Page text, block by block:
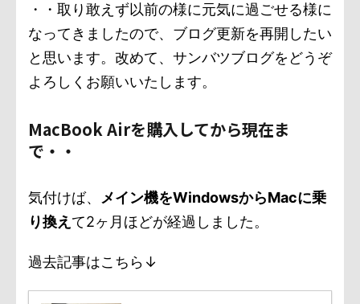
・・取り敢えず以前の様に元気に過ごせる様に
なってきましたので、ブログ更新を再開したい
と思います。改めて、サンバツブログをどうぞ
よろしくお願いいたします。
MacBook Airを購入してから現在ま
で・・
気付けば、
メイン機をWindowsからMacに乗
り換え て2ヶ月ほどが経過しました。
過去記事はこちら↓